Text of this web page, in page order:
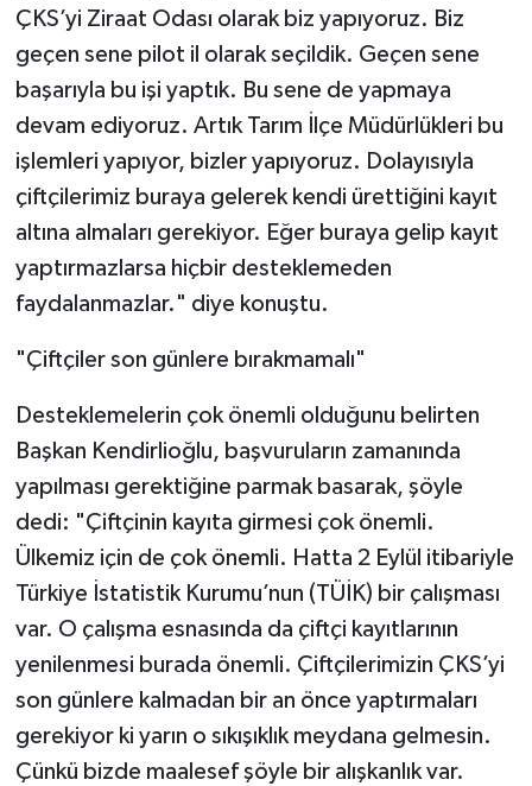
ÇKS’yi Ziraat Odası olarak biz yapıyoruz. Biz
geçen sene pilot il olarak seçildik. Geçen sene
başarıyla bu işi yaptık. Bu sene de yapmaya
devam ediyoruz. Artık Tarım İlçe Müdürlükleri bu
işlemleri yapıyor, bizler yapıyoruz. Dolayısıyla
çiftçilerimiz buraya gelerek kendi ürettiğini kayıt
altına almaları gerekiyor. Eğer buraya gelip kayıt
yaptırmazlarsa hiçbir desteklemeden
faydalanmazlar." diye konuştu.
"Çiftçiler son günlere bırakmamalı"
Desteklemelerin çok önemli olduğunu belirten
Başkan Kendirlioğlu, başvuruların zamanında
yapılması gerektiğine parmak basarak, şöyle
dedi: "Çiftçinin kayıta girmesi çok önemli.
Ülkemiz için de çok önemli. Hatta 2 Eylül itibariyle
Türkiye İstatistik Kurumu’nun (TÜİK) bir çalışması
var. O çalışma esnasında da çiftçi kayıtlarının
yenilenmesi burada önemli. Çiftçilerimizin ÇKS’yi
son günlere kalmadan bir an önce yaptırmaları
gerekiyor ki yarın o sıkışıklık meydana gelmesin.
Çünkü bizde maalesef şöyle bir alışkanlık var.